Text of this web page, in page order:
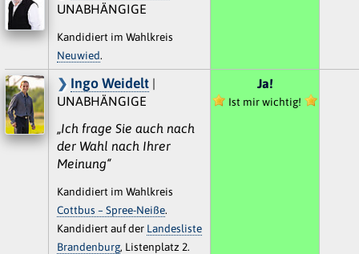
UNABHÄNGIGE
Kandidiert im Wahlkreis
Neuwied.
Ingo Weidelt|
UNABHÄNGIGE
„Ich frage Sie auch nach
der Wahl nach Ihrer
Meinung“
Kandidiert im Wahlkreis
Cottbus – Spree-Neiße.
Kandidiert auf der Landesliste
Brandenburg, Listenplatz 2.
Ja!
Ist mir wichtig!